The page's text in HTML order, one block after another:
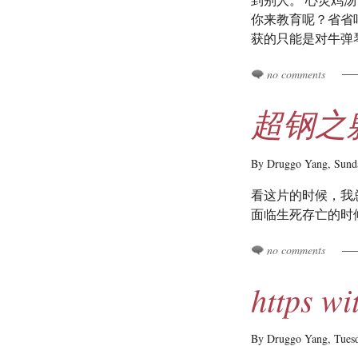
你来教育呢？省
获的只能是对牛弹
no comments
超钢之
By Druggo Yang,
看这片的时候，
面临生死存亡的
no comments
https
By Druggo Yang,